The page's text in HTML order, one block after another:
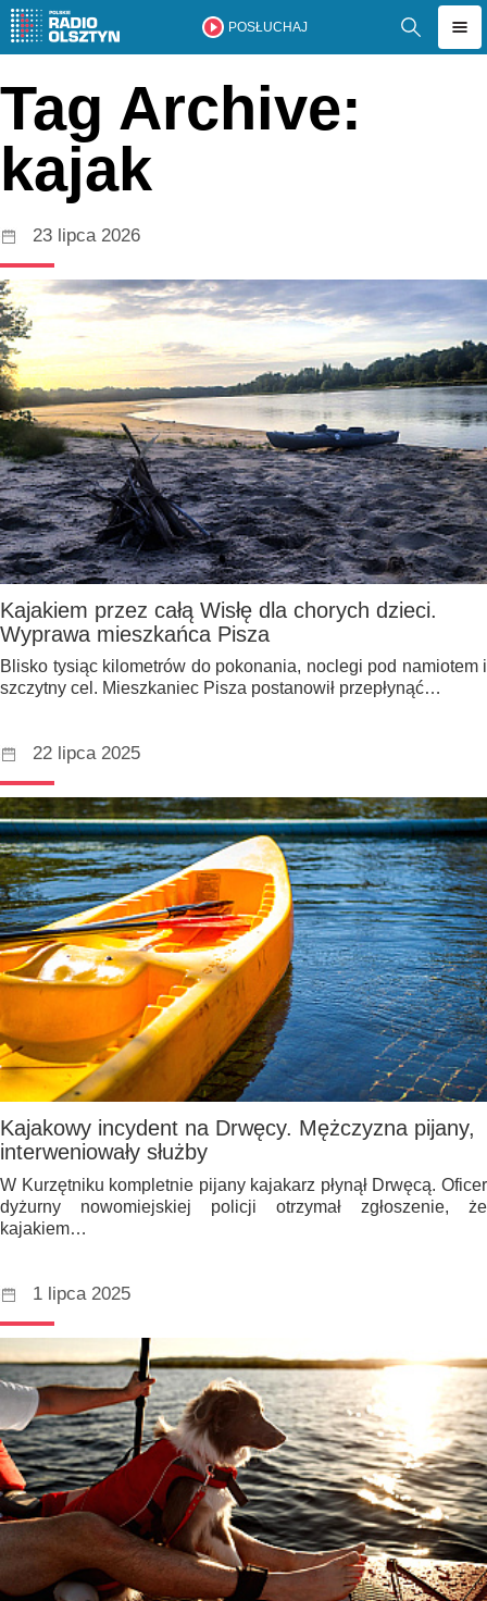
POSŁUCHAJ
Tag Archive:
kajak
23 lipca 2026
Kajakiem przez całą Wisłę dla chorych dzieci.
Wyprawa mieszkańca Pisza
Blisko tysiąc kilometrów do pokonania, noclegi pod namiotem i
szczytny cel. Mieszkaniec Pisza postanowił przepłynąć…
22 lipca 2025
Kajakowy incydent na Drwęcy. Mężczyzna pijany,
interweniowały służby
W Kurzętniku kompletnie pijany kajakarz płynął Drwęcą. Oficer
dyżurny nowomiejskiej policji otrzymał zgłoszenie, że
kajakiem…
1 lipca 2025